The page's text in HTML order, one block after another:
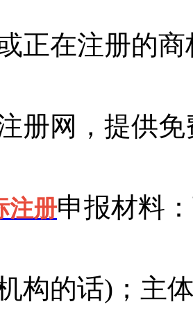
正在注册的
册网，提供
注册申报材料
构的话)；主